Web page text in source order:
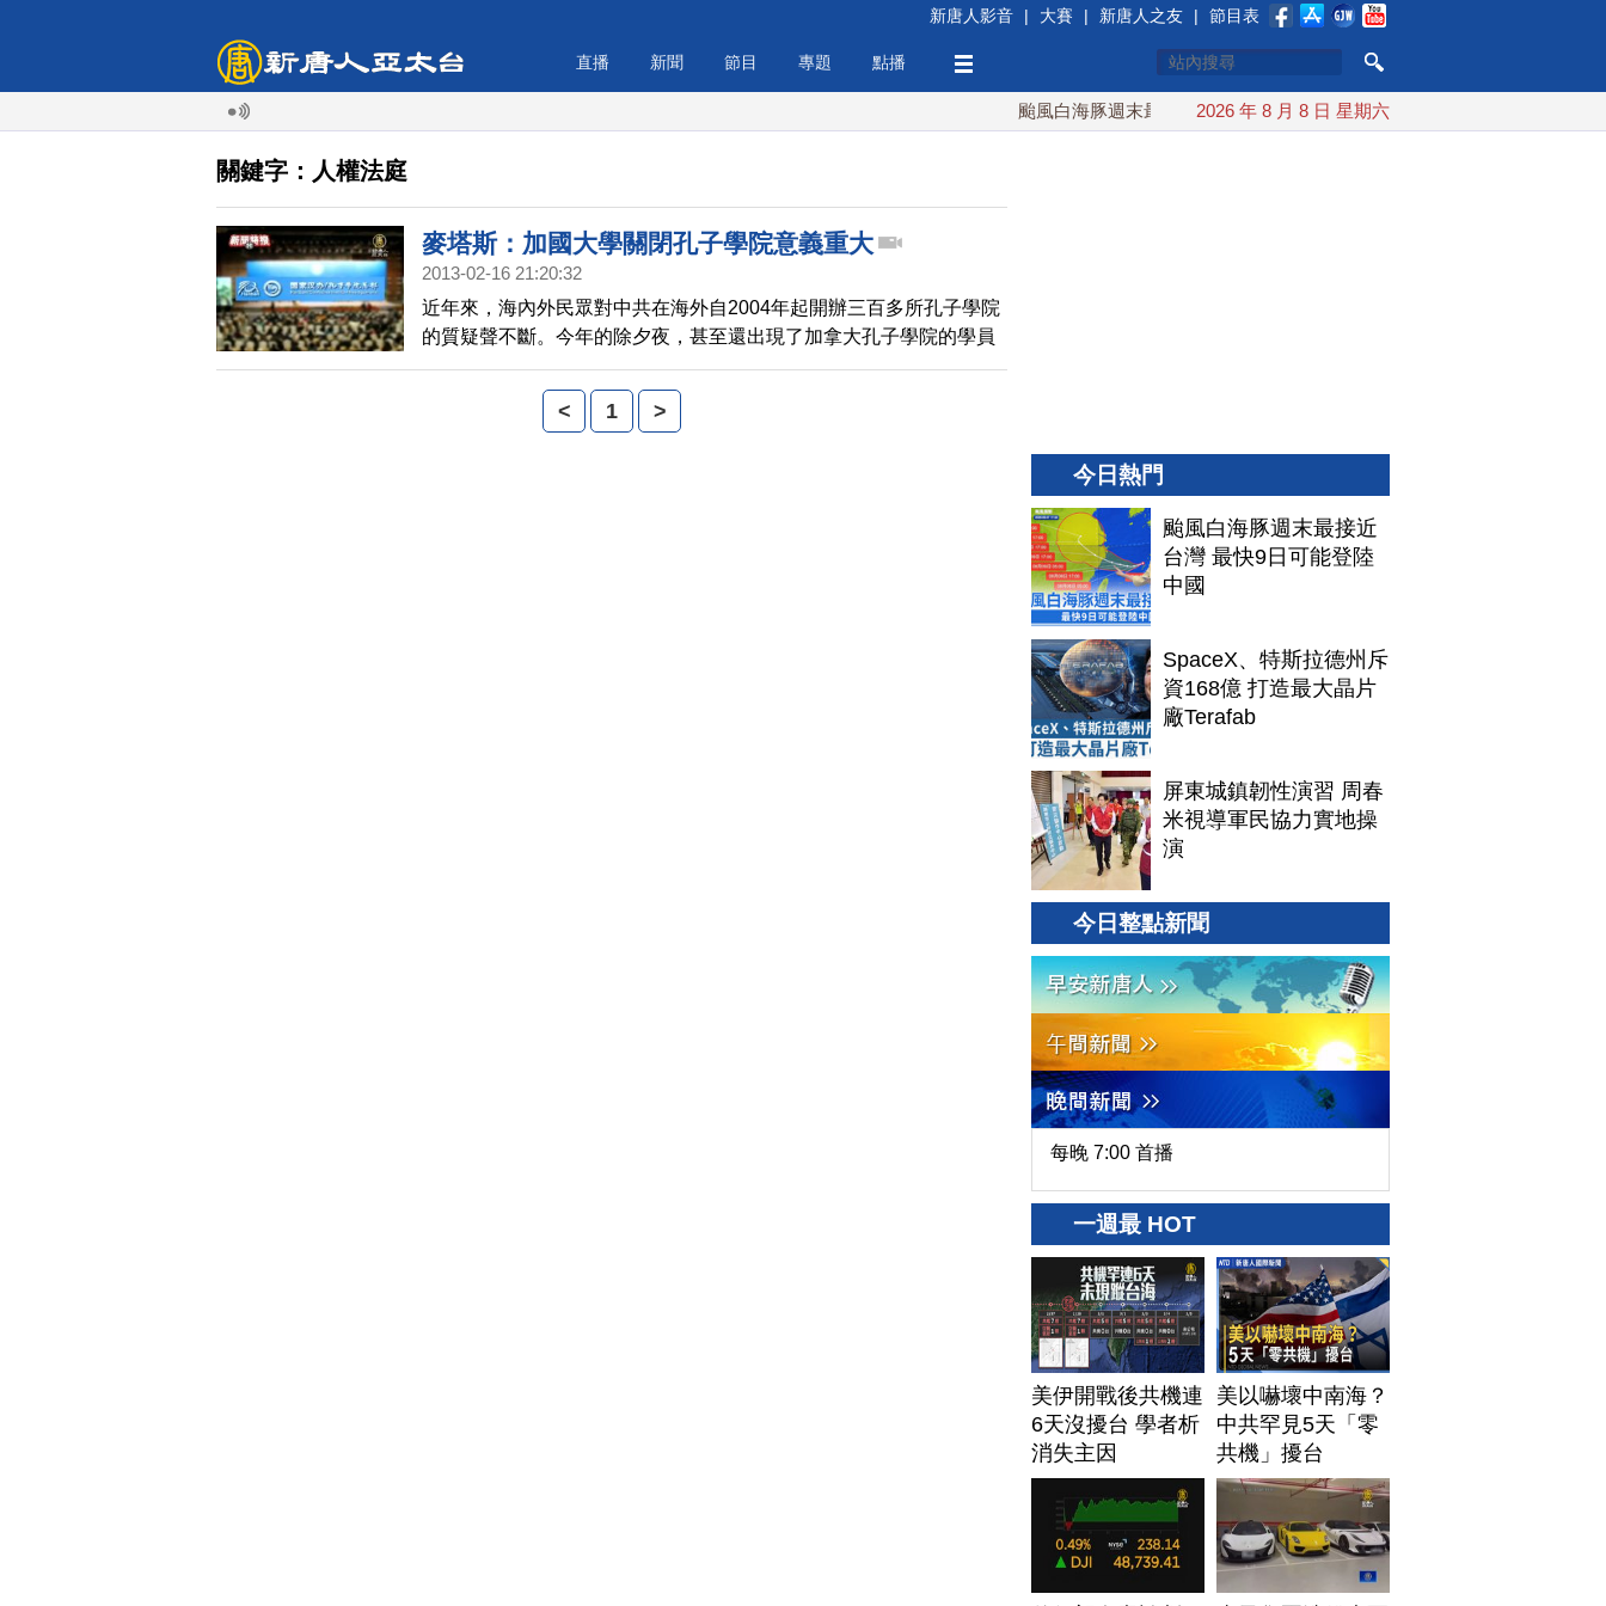
新唐人影音 | 大賽 | 新唐人之友 | 節目表
直播 新聞 節目 專題 點播
颱風白海豚週末最接近台灣 最快9日可能登陸中國
2026 年 8 月 8 日 星期六
關鍵字：人權法庭
麥塔斯：加國大學關閉孔子學院意義重大
2013-02-16 21:20:32
近年來，海內外民眾對中共在海外自2004年起開辦三百多所孔子學院
的質疑聲不斷。今年的除夕夜，甚至還出現了加拿大孔子學院的學員
在央視春晚上演唱文革風格的樣板戲，引發眾網友抨擊。而對於遭到
信仰歧視投訴的加拿大McMaster大學近日決定關閉孔子學院，著名國
際人權律師麥塔斯表示，具有重大意義。我們加拿大記者朱峰的獨家
< 1 >
今日熱門
颱風白海豚週末最接近
台灣 最快9日可能登陸
中國
SpaceX、特斯拉德州斥
資168億 打造最大晶片
廠Terafab
屏東城鎮韌性演習 周春
米視導軍民協力實地操
演
今日整點新聞
每晚 7:00 首播
一週最 HOT
美伊開戰後共機連
6天沒擾台 學者析
消失主因
美以嚇壞中南海？
中共罕見5天「零
共機」擾台